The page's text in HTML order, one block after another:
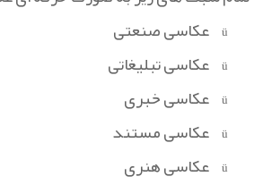
ü عکاسی صنعتی
ü عکاسی تبلیغاتی
ü عکاسی خبری
ü عکاسی مستند
ü عکاسی هنری